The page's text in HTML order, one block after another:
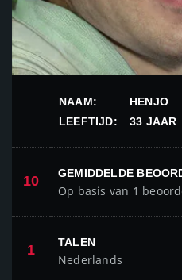
NAAM:
HENJO
LEEFTIJD:
33 JAAR
10 GEMIDDELDE
Op basis van 1
1 TALEN
Nederlands